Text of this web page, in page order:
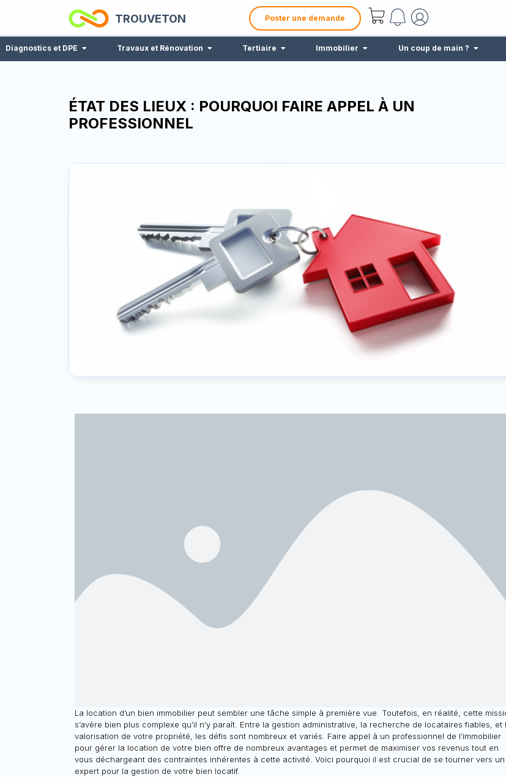
TROUVETON Poster une demande
Diagnostics et DPE Travaux et Rénovation Tertiaire Immobilier Un coup de main ?
ÉTAT DES LIEUX : POURQUOI FAIRE APPEL À UN
PROFESSIONNEL
La location d’un bien immobilier peut sembler une tâche simple à première vue. Toutefois, en réalité, cette
s’avère bien plus complexe qu’il n’y paraît. Entre la gestion administrative, la recherche de locataires fiables, et
valorisation de votre propriété, les défis sont nombreux et variés. Faire appel à un professionnel de l’immobilier
pour gérer la location de votre bien offre de nombreux avantages et permet de maximiser vos revenus tout en
vous déchargeant des contraintes inhérentes à cette activité. Voici pourquoi il est crucial de se tourner vers un
expert pour la gestion de votre bien locatif.